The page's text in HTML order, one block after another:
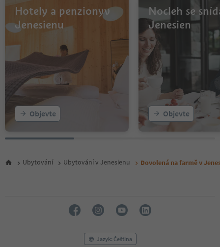
Hotely a penzionyv
Jenesienu
Objevte
Nocleh se
Jenesien
Objevte
Ubytování Ubytování v Jenesienu Dovolená na farmě v
Jazyk: Čeština